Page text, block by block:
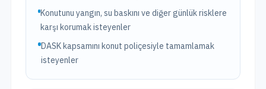
Konutunu yangın, su baskını ve diğer günlük risklere
karşı korumak isteyenler
DASK kapsamını konut poliçesiyle tamamlamak
isteyenler